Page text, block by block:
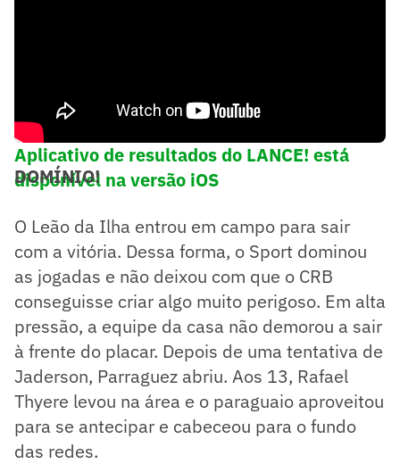
Aplicativo de resultados do LANCE! está
disponível na versão iOS
DOMÍNIO!
O Leão da Ilha entrou em campo para sair
com a vitória. Dessa forma, o Sport dominou
as jogadas e não deixou com que o CRB
conseguisse criar algo muito perigoso. Em alta
pressão, a equipe da casa não demorou a sair
à frente do placar. Depois de uma tentativa de
Jaderson, Parraguez abriu. Aos 13, Rafael
Thyere levou na área e o paraguaio aproveitou
para se antecipar e cabeceou para o fundo
das redes.